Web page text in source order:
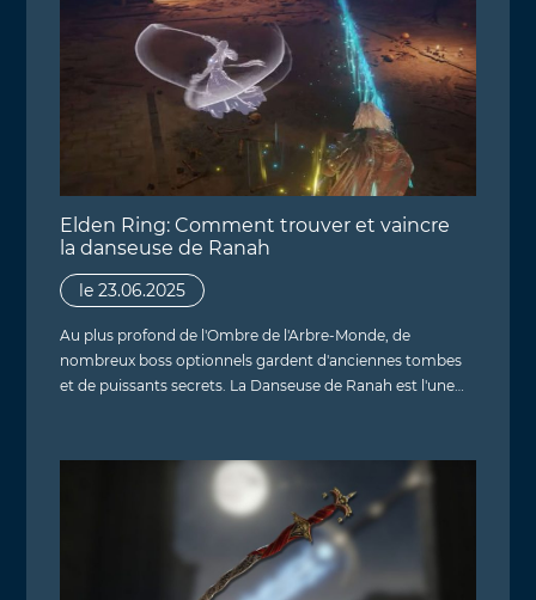
Elden Ring: Comment trouver et vaincre
la danseuse de Ranah
le 23.06.2025
Au plus profond de l'Ombre de l'Arbre-Monde, de
nombreux boss optionnels gardent d'anciennes tombes
et de puissants secrets. La Danseuse de Ranah est l'une…